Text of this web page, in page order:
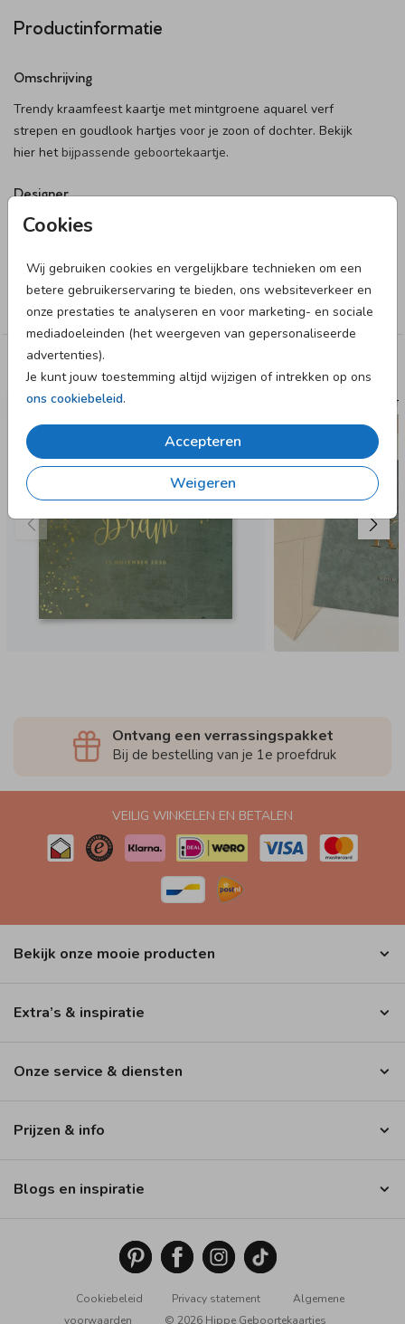
Cookies
Wij gebruiken cookies en vergelijkbare technieken om een
betere gebruikerservaring te bieden, ons websiteverkeer en
onze prestaties te analyseren en voor marketing- en sociale
mediadoeleinden (het weergeven van gepersonaliseerde
advertenties).
Je kunt jouw toestemming altijd wijzigen of intrekken op ons
ons cookiebeleid.
Accepteren
Weigeren
Productinformatie
Omschrijving
Trendy kraamfeest kaartje met mintgroene aquarel verf
strepen en goudlook hartjes voor je zoon of dochter. Bekijk
hier het bijpassende geboortekaartje.
Designer
Made for Moments
Collectie
Kraamborrel
Deze designs vind je misschien ook leuk
GEBOORTEKAARTJE
Ontvang een verrassingspakket
Bij de bestelling van je 1e proefdruk
VEILIG WINKELEN EN BETALEN
Bekijk onze mooie producten
Extra’s & inspiratie
Onze service & diensten
Prijzen & info
Blogs en inspiratie
Cookiebeleid Privacy statement
Algemene
voorwaarden
© 2026 Hippe Geboortekaartjes